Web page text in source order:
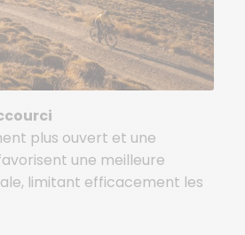
plus ouvert et une
une meilleure
limitant efficacement les